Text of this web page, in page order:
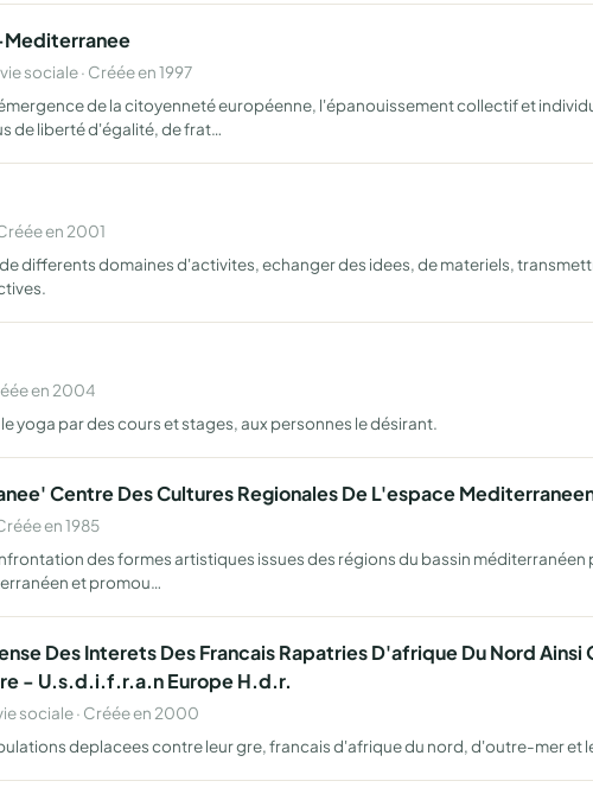
Mediterranee
sociale · Créée en 1997
de la citoyenneté européenne, l'épanouissement collectif et
de liberté d'égalité, de frat…
en 2001
differents domaines d'activites, echanger des idees, de materiels,
en 2004
yoga par des cours et stages, aux personnes le désirant.
Centre Des Cultures Regionales De L'espace
en 1985
des formes artistiques issues des régions du bassin
et promou…
Des Interets Des Francais Rapatries D'afrique Du Nord
- U.s.d.i.f.r.a.n Europe H.d.r.
sociale · Créée en 2000
deplacees contre leur gre, francais d'afrique du nord, d'outre-mer et